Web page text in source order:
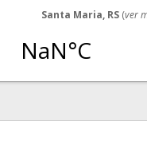
Santa Maria, RS (ver